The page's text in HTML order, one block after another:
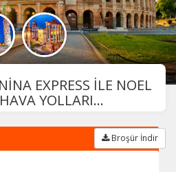
EXPRESS İLE NOEL
YOLLARI...
Broşür İndir